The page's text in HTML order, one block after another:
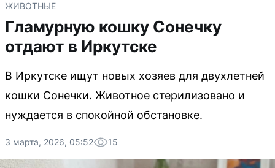
ЖИВОТНЫЕ
Гламурную кошку Сонечку
отдают в Иркутске
В Иркутске ищут новых хозяев для двухлетней
кошки Сонечки. Животное стерилизовано и
нуждается в спокойной обстановке.
3 марта, 2026, 05:52 15